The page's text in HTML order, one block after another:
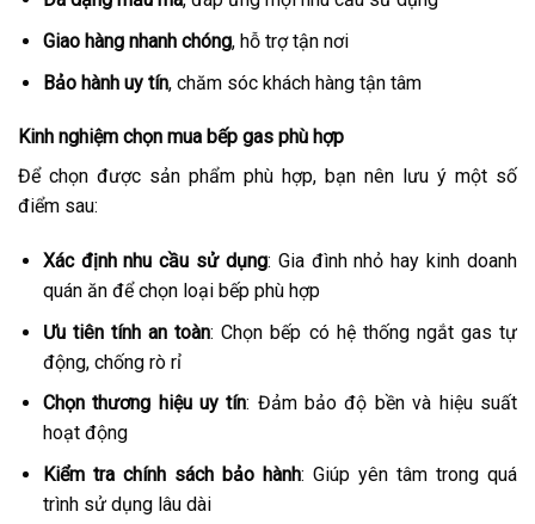
Giao hàng nhanh chóng, hỗ trợ tận nơi
Bảo hành uy tín, chăm sóc khách hàng tận tâm
Kinh nghiệm chọn mua bếp gas phù hợp
Để chọn được sản phẩm phù hợp, bạn nên lưu ý một số
điểm sau:
Xác định nhu cầu sử dụng: Gia đình nhỏ hay kinh doanh
quán ăn để chọn loại bếp phù hợp
Ưu tiên tính an toàn: Chọn bếp có hệ thống ngắt gas tự
động, chống rò rỉ
Chọn thương hiệu uy tín: Đảm bảo độ bền và hiệu suất
hoạt động
Kiểm tra chính sách bảo hành: Giúp yên tâm trong quá
trình sử dụng lâu dài